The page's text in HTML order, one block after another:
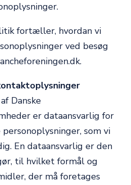
fortæller, hvordan vi
ved besøg
Danske
er dataansvarlig for
som vi
En dataansvarlig er den
til hvilket formål og
der må foretages